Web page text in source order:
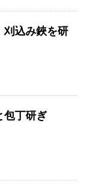
刈込み鋏を研
包丁研ぎ